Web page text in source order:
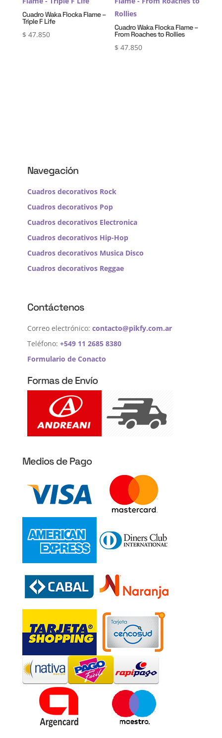
Cuadro Waka Flocka Flame –
Triple F Life
$ 47.850
Cuadro Waka Flocka Flame –
From Roaches to Rollies
$ 47.850
Navegación
Cuadros decorativos Rock
Cuadros decorativos Pop
Cuadros decorativos Electronica
Cuadros decorativos Hip-Hop
Cuadros decorativos Musica Disco
Cuadros decorativos Reggae
Contáctenos
Correo electrónico: contacto@pikfy.com.ar
Teléfono: +549 11 2685 8380
Formulario de Conacto
Formas de Envío
Medios de Pago